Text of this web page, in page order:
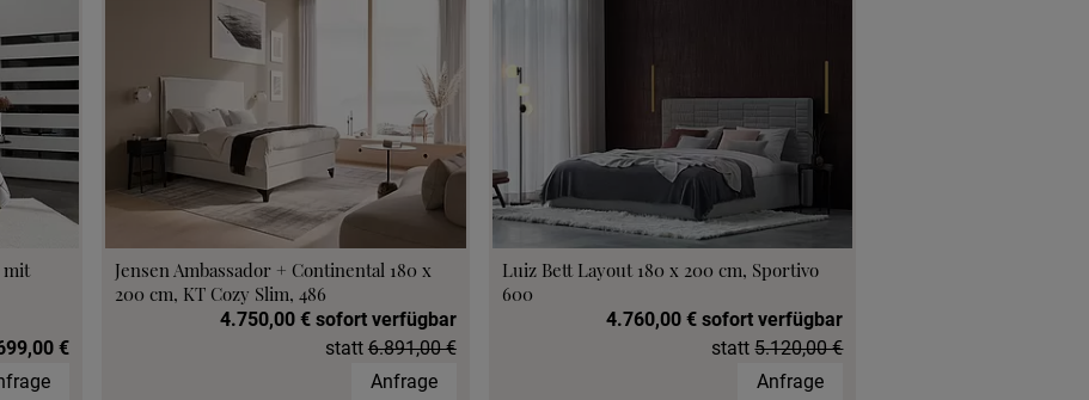
mit
€
Jensen Ambassador + Continental 180 x
200 cm, KT Cozy Slim, 486
4.750,00 € sofort verfügbar
statt 6.891,00 €
Anfrage
Luiz Bett Layout 180 x 200 cm, Sportivo
600
4.760,00 € sofort verfügbar
statt5.120,00 €
Anfrage